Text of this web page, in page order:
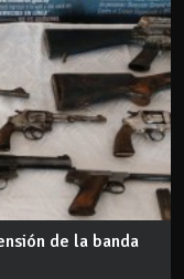
de la banda